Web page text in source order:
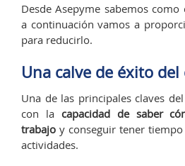
Desde Asepyme sabemos
a continuación vamos a
para reducirlo.
Una calve de éxito
Una de las principales claves
con la capacidad de saber
trabajo y conseguir tener
actividades.